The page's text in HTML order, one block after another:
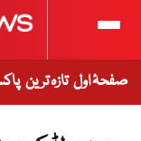
صفحۂ اول تازہ ترین